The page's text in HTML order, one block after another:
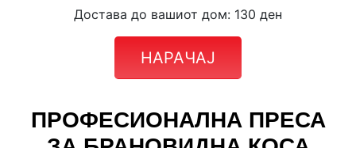
Достава до вашиот дом: 130 ден
НАРАЧАЈ
ПРОФЕСИОНАЛНА ПРЕСА